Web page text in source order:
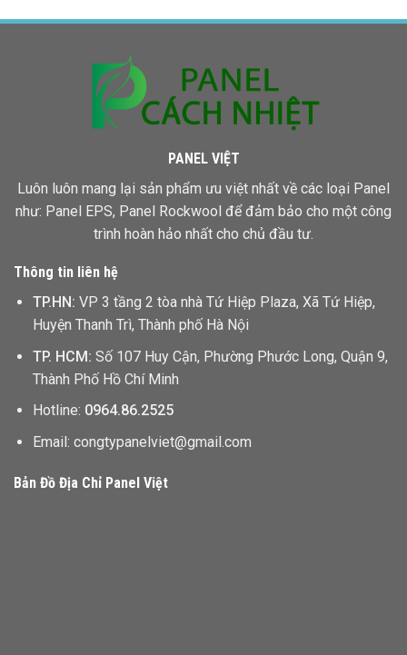
Nhiêu
Vuông
PANEL VIỆT
Luôn luôn mang lại sản phẩm ưu việt nhất về các loại Panel
như: Panel EPS, Panel Rockwool để đảm bảo cho một công
trình hoàn hảo nhất cho chủ đầu tư.
Thông tin liên hệ
TP.HN: VP 3 tầng 2 tòa nhà Tứ Hiệp Plaza, Xã Tứ Hiệp,
Huyện Thanh Trì, Thành phố Hà Nội
TP. HCM: Số 107 Huy Cận, Phường Phước Long, Quận 9,
Thành Phố Hồ Chí Minh
Hotline: 0964.86.2525
Email: congtypanelviet@gmail.com
Bản Đồ Địa Chỉ Panel Việt